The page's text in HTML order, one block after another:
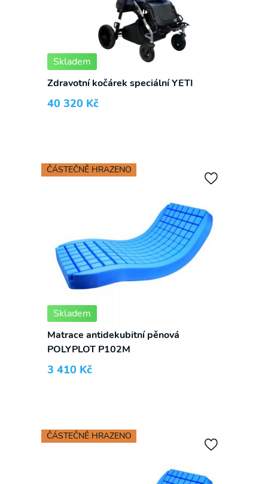
Skladem
Zdravotní kočárek speciální YETI
40 320 Kč
Skladem
ČÁSTEČNĚ HRAZENO
Matrace antidekubitní pěnová
POLYPLOT P102M
3 410 Kč
ČÁSTEČNĚ HRAZENO